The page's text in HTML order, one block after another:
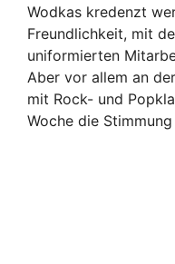
Wodkas kredenzt
Freundlichkeit, mit
uniformierten
Aber vor allem an
mit Rock- und
Woche die